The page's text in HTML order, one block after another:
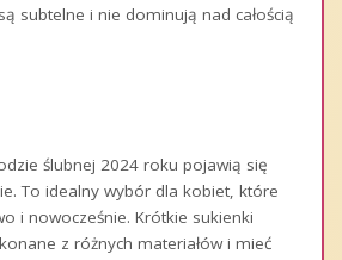
subtelne i nie dominują nad całością
ślubnej 2024 roku pojawią się
To idealny wybór dla kobiet, które
i nowocześnie. Krótkie sukienki
z różnych materiałów i mieć